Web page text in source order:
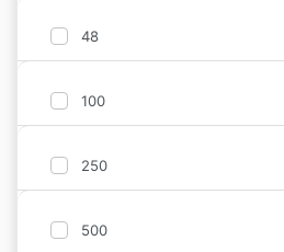
48
100
250
500